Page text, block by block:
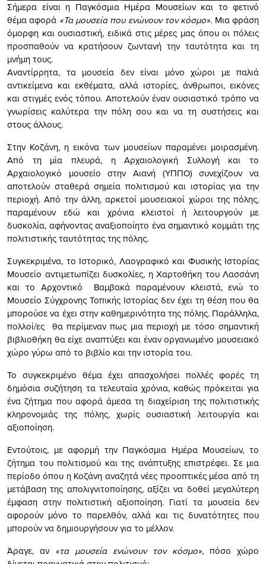
Σήμερα είναι η Παγκόσμια Ημέρα Μουσείων και το φετινό
θέμα αφορά «Τα μουσεία που ενώνουν τον κόσμο». Μια φράση
όμορφη και ουσιαστική, ειδικά στις μέρες μας όπου οι πόλεις
προσπαθούν να κρατήσουν ζωντανή την ταυτότητα και τη
μνήμη τους.
Αναντίρρητα, τα μουσεία δεν είναι μόνο χώροι με παλιά
αντικείμενα και εκθέματα, αλλά ιστορίες, άνθρωποι, εικόνες
και στιγμές ενός τόπου. Αποτελούν έναν ουσιαστικό τρόπο να
γνωρίσεις καλύτερα την πόλη σου και να τη συστήσεις και
στους άλλους.
Στην Κοζάνη, η εικόνα των μουσείων παραμένει μοιρασμένη.
Από τη μία πλευρά, η Αρχαιολογική Συλλογή και το
Αρχαιολογικό μουσείο στην Αιανή (ΥΠΠΟ) συνεχίζουν να
αποτελούν σταθερά σημεία πολιτισμού και ιστορίας για την
περιοχή. Από την άλλη, αρκετοί μουσειακοί χώροι της πόλης,
παραμένουν εδώ και χρόνια κλειστοί ή λειτουργούν με
δυσκολία, αφήνοντας αναξιοποίητο ένα σημαντικό κομμάτι της
πολιτιστικής ταυτότητας της πόλης.
Συγκεκριμένα, το Ιστορικό, Λαογραφικό και Φυσικής Ιστορίας
Μουσείο αντιμετωπίζει δυσκολίες, η Χαρτοθήκη του Λασσάνη
και το Αρχοντικό Βαμβακά παραμένουν κλειστά, ενώ το
Μουσείο Σύγχρονης Τοπικής Ιστορίας δεν έχει τη θέση που θα
μπορούσε να έχει στην καθημερινότητα της πόλης. Παράλληλα,
πολλοί/ες θα περίμεναν πως μια περιοχή με τόσο σημαντική
βιβλιοθήκη θα είχε αναπτύξει και έναν οργανωμένο μουσειακό
χώρο γύρω από το βιβλίο και την ιστορία του.
Το συγκεκριμένο θέμα έχει απασχολήσει πολλές φορές τη
δημόσια συζήτηση τα τελευταία χρόνια, καθώς πρόκειται για
ένα ζήτημα που αφορά άμεσα τη διαχείριση της πολιτιστικής
κληρονομιάς της πόλης, χωρίς ουσιαστική λειτουργία και
αξιοποίηση.
Εντούτοις, με αφορμή την Παγκόσμια Ημέρα Μουσείων, το
ζήτημα του πολιτισμού και της ανάπτυξης επιστρέφει. Σε μια
περίοδο όπου η Κοζάνη αναζητά νέες προοπτικές μέσα από τη
μετάβαση της απολιγνιτοποίησης, αξίζει να δοθεί μεγαλύτερη
έμφαση στην πολιτιστική αξιοποίηση. Γιατί τα μουσεία δεν
αφορούν μόνο το παρελθόν, αλλά και τις δυνατότητες που
μπορούν να δημιουργήσουν για το μέλλον.
Άραγε, αν «τα μουσεία ενώνουν τον κόσμο», πόσο χώρο